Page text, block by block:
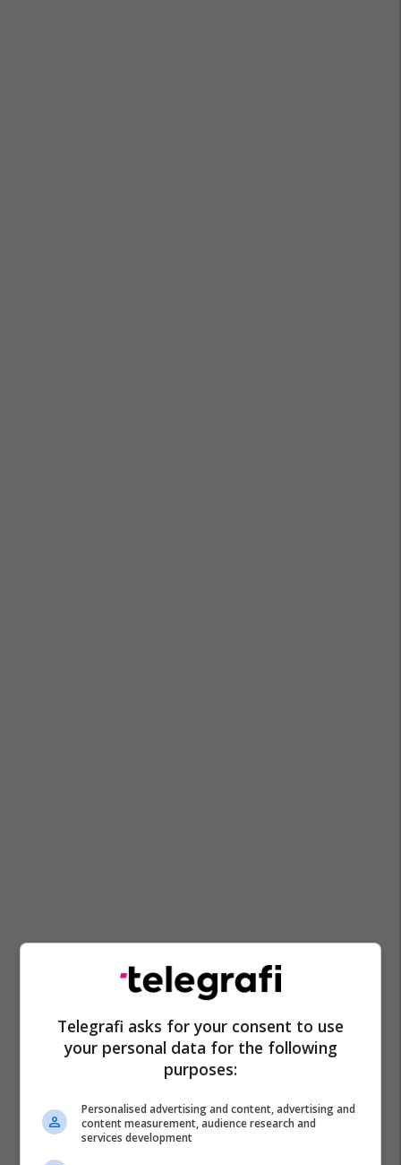
Telegrafi asks for your consent to use
your personal data for the following
purposes:
Personalised advertising and content, advertising and
content measurement, audience research and
services development